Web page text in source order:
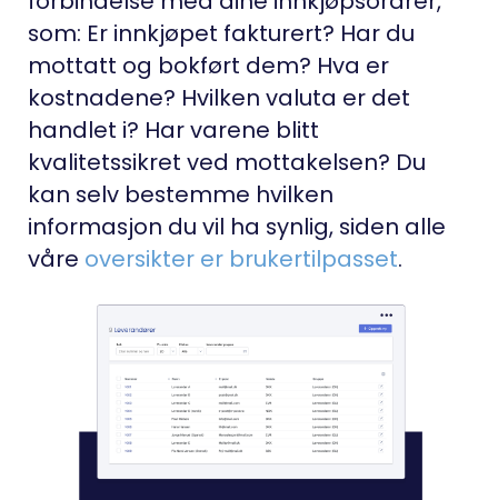
som: Er innkjøpet fakturert? Har du
mottatt og bokført dem? Hva er
kostnadene? Hvilken valuta er det
handlet i? Har varene blitt
kvalitetssikret ved mottakelsen? Du
kan selv bestemme hvilken
informasjon du vil ha synlig, siden alle
våre oversikter er brukertilpasset.